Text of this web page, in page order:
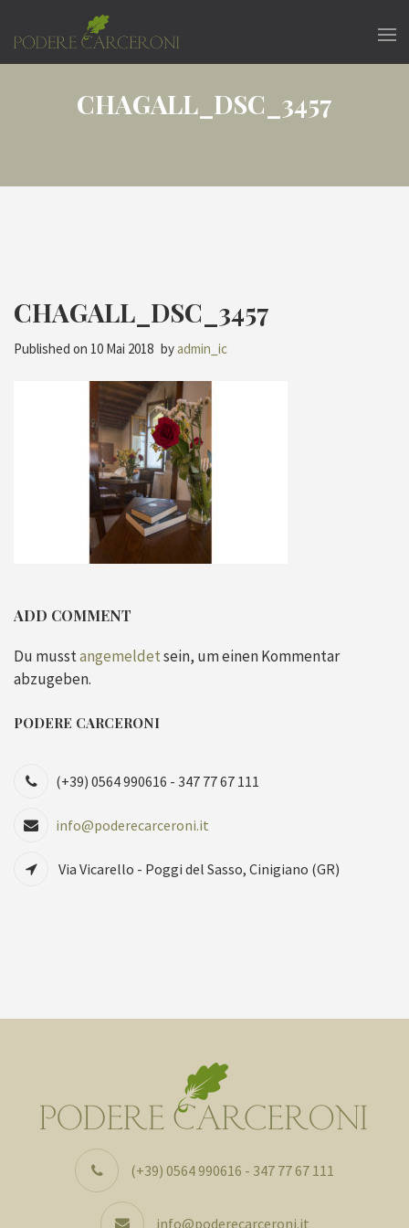
CHAGALL_DSC_3457
CHAGALL_DSC_3457
Published on 10 Mai 2018 byadmin_ic
ADD COMMENT
Du musstangemeldetsein, um einen Kommentar
abzugeben.
PODERE CARCERONI
(+39) 0564 990616 - 347 77 67 111
info@poderecarceroni.it
Via Vicarello - Poggi del Sasso, Cinigiano (GR)
(+39) 0564 990616 - 347 77 67 111
info@poderecarceroni.it